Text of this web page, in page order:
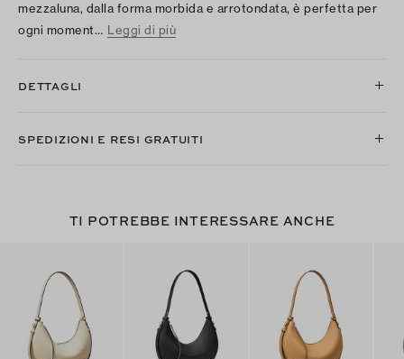
mezzaluna, dalla forma morbida e arrotondata, è perfetta per
ogni moment… Leggi di più
DETTAGLI
SPEDIZIONI E RESI GRATUITI
TI POTREBBE INTERESSARE ANCHE